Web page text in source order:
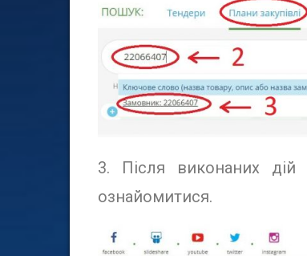
3. Після виконаних
ознайомитися.